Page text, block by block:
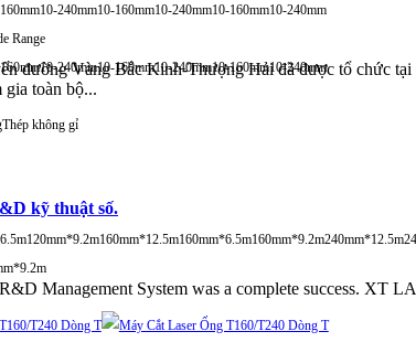
10-240mm10-160mm10-240mm10-160mm10-240mm
Range
10-240mm10-160mm10-240mm10-160mm10-240mm
Thép không gỉ
120mm*9.2m160mm*12.5m160mm*6.5m160mm*9.2m240mm*12.5m
đường Vàng Bắc Kinh-Thượng Hải đã được tổ chức
toàn bộ...
kỹ thuật số.
Management System was a complete success. XT